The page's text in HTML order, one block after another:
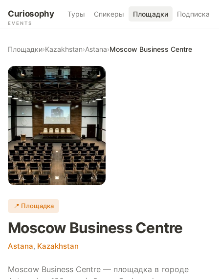
Curiosophy
EVENTS
Туры Спикеры Площадки Подписка
Площадки›Kazakhstan›Astana›Moscow Business Centre
📍 Площадка
Moscow Business Centre
Astana, Kazakhstan
Moscow Business Centre — площадка в городе